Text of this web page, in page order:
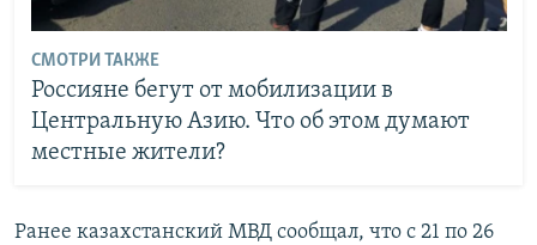
СМОТРИ ТАКЖЕ
Россияне бегут от мобилизации в
Центральную Азию. Что об этом думают
местные жители?
Ранее казахстанский МВД сообщал, что с 21 по 26